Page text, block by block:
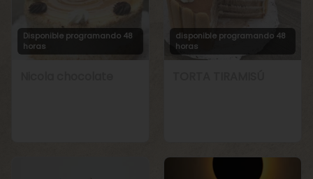
Disponible programando 48
horas
disponible programando 48
horas